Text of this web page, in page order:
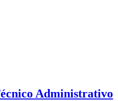
Administrativo